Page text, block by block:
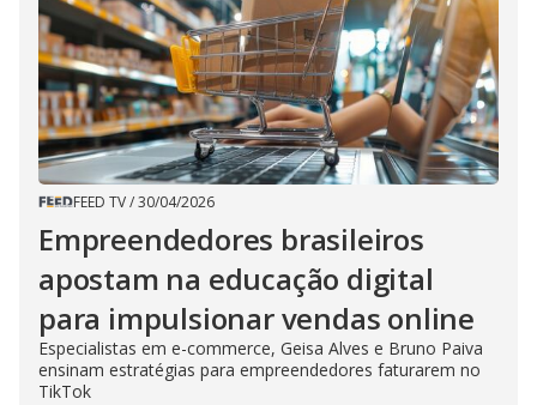
FEED TV/30/04/2026
Empreendedores brasileiros
apostam na educação digital
para impulsionar vendas online
Especialistas em e-commerce, Geisa Alves e Bruno Paiva
ensinam estratégias para empreendedores faturarem no
TikTok